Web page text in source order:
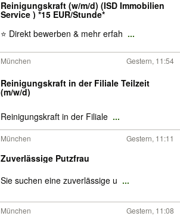
Reinigungskraft (w/m/d) (ISD Immobilien
Service ) *15 EUR/Stunde*
⭐ Direkt bewerben & mehr erfah ...
München Gestern, 11:54
Reinigungskraft in der Filiale Teilzeit
(m/w/d)
Reinigungskraft in der Filiale ...
München Gestern, 11:11
Zuverlässige Putzfrau
Sie suchen eine zuverlässige u ...
München Gestern, 11:08